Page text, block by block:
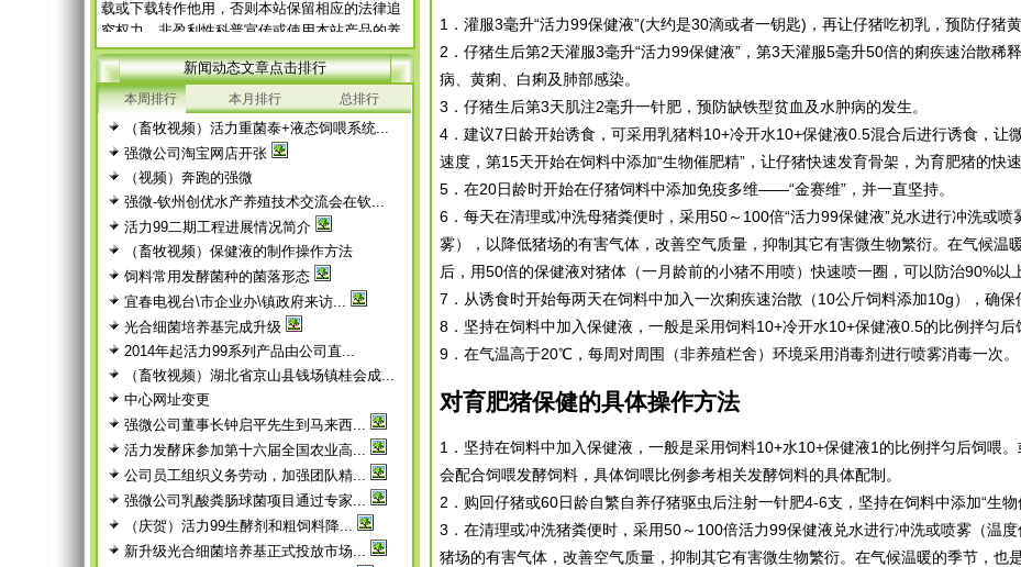
究权力，非盈利性科普宣传或使用本站产品的养
的，请注明出处。
每篇文章下面的网友评论只显示5条，要想看全
部评论，请点击网友评论框右上角的“更多”
徨耧豚蝽-桎梓羼觇?觐眈箅圉梃
徨耧豚蝽-桎梓羼觇?觐眈箅圉梃
新闻动态文章点击排行
本周排行 本月排行 总排行
（畜牧视频）活力重菌泰+液态饲喂系统...
强微公司淘宝网店开张
（视频）奔跑的强微
强微-钦州创优水产养殖技术交流会在钦...
活力99二期工程进展情况简介
（畜牧视频）保健液的制作操作方法
饲料常用发酵菌种的菌落形态
宜春电视台\市企业办\镇政府来访...
光合细菌培养基完成升级
2014年起活力99系列产品由公司直...
（畜牧视频）湖北省京山县钱场镇桂会成...
中心网址变更
强微公司董事长钟启平先生到马来西...
活力发酵床参加第十六届全国农业高...
公司员工组织义务劳动，加强团队精...
强微公司乳酸粪肠球菌项目通过专家...
（庆贺）活力99生酵剂和粗饲料降...
新升级光合细菌培养基正式投放市场...
1．灌服3毫升“活力99保健液”(大约是30滴或者一钥匙)，再让仔猪吃初乳，预防仔猪黄
2．仔猪生后第2天灌服3毫升“活力99保健液”，第3天灌服5毫升50倍的痢疾速治散稀
病、黄痢、白痢及肺部感染。
3．仔猪生后第3天肌注2毫升一针肥，预防缺铁型贫血及水肿病的发生。
4．建议7日龄开始诱食，可采用乳猪料10+冷开水10+保健液0.5混合后进行诱食，让
速度，第15天开始在饲料中添加“生物催肥精”，让仔猪快速发育骨架，为育肥猪的快速
5．在20日龄时开始在仔猪饲料中添加免疫多维——“金赛维”，并一直坚持。
6．每天在清理或冲洗母猪粪便时，采用50～100倍“活力99保健液”兑水进行冲洗或
雾），以降低猪场的有害气体，改善空气质量，抑制其它有害微生物繁衍。在气候温
后，用50倍的保健液对猪体（一月龄前的小猪不用喷）快速喷一圈，可以防治90%以
7．从诱食时开始每两天在饲料中加入一次痢疾速治散（10公斤饲料添加10g），确保
8．坚持在饲料中加入保健液，一般是采用饲料10+冷开水10+保健液0.5的比例拌匀后
9．在气温高于20℃，每周对周围（非养殖栏舍）环境采用消毒剂进行喷雾消毒一次。
对育肥猪保健的具体操作方法
1．坚持在饲料中加入保健液，一般是采用饲料10+水10+保健液1的比例拌匀后饲喂
会配合饲喂发酵饲料，具体饲喂比例参考相关发酵饲料的具体配制。
2．购回仔猪或60日龄自繁自养仔猪驱虫后注射一针肥4-6支，坚持在饲料中添加“生
3．在清理或冲洗猪粪便时，采用50～100倍活力99保健液兑水进行冲洗或喷雾（温
猪场的有害气体，改善空气质量，抑制其它有害微生物繁衍。在气候温暖的季节，也